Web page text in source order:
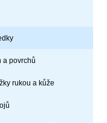
a povrchů
rukou a kůže